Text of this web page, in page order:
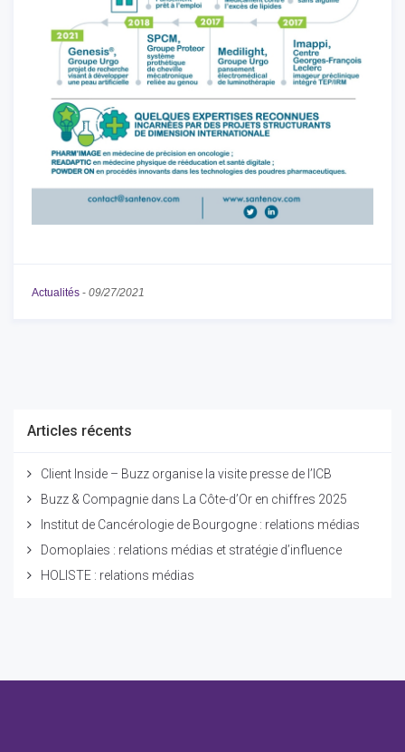
Actualités - 09/27/2021
Articles récents
Client Inside – Buzz organise la visite presse de l’ICB
Buzz & Compagnie dans La Côte-d’Or en chiffres 2025
Institut de Cancérologie de Bourgogne : relations médias
Domoplaies : relations médias et stratégie d’influence
HOLISTE : relations médias